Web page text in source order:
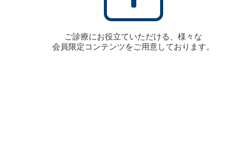
ご診療にお役立ていただける、様々な
会員限定コンテンツをご用意しております。